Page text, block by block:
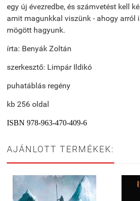
egy új évezredbe, és számvetést kell
amit magunkkal viszünk - ahogy arról
mögött hagyunk.
írta: Benyák Zoltán
szerkesztő: Limpár Ildikó
puhatáblás regény
kb 256 oldal
ISBN 978-963-470-409-6
AJÁNLOTT TERMÉKEK: